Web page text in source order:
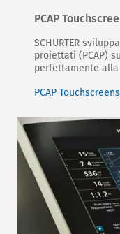
PCAP
SCHURTER
proiettati (PCAP)
perfettamente
PCAP Touchscreens